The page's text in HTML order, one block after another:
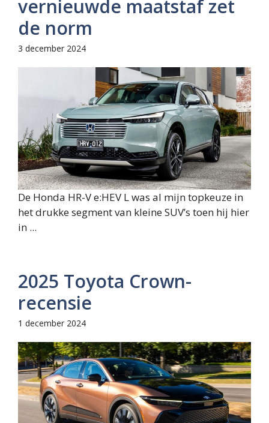
vernieuwde maatstaf zet
de norm
3 december 2024
De Honda HR-V e:HEV L was al mijn topkeuze in
het drukke segment van kleine SUV’s toen hij hier
in ...
2025 Toyota Crown-
recensie
1 december 2024